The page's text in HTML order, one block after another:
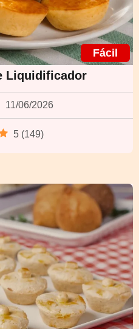
Fácil
Liquidificador
11/06/2026
5 (149)